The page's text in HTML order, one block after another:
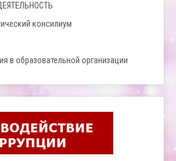
консилиум
в образовательной организации